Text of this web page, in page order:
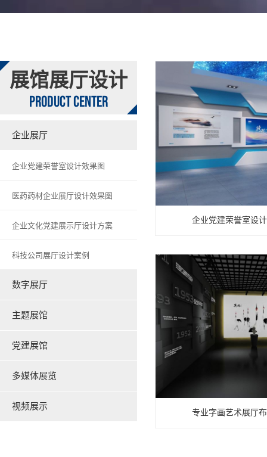
展馆展厅设计
PRODUCT CENTER
企业展厅
企业党建荣誉室设计效果图
医药药材企业展厅设计效果图
企业文化党建展示厅设计方案
科技公司展厅设计案例
数字展厅
主题展馆
党建展馆
多媒体展览
视频展示
企业党建荣誉室设
专业字画艺术展厅